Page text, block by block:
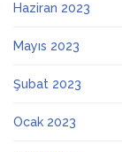
Haziran 2023
Mayıs 2023
Şubat 2023
Ocak 2023